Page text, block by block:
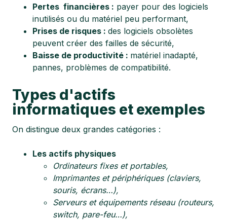
Pertes financières : payer pour des logiciels
inutilisés ou du matériel peu performant,
Prises de risques : des logiciels obsolètes
peuvent créer des failles de sécurité,
Baisse de productivité : matériel inadapté,
pannes, problèmes de compatibilité.
Types d'actifs
informatiques et exemples
On distingue deux grandes catégories :
Les actifs physiques
Ordinateurs fixes et portables,
Imprimantes et périphériques (claviers,
souris, écrans…),
Serveurs et équipements réseau (routeurs,
switch, pare-feu…),